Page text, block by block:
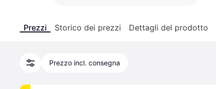
Prezzi Storico dei prezzi Dettagli del prodotto
Prezzo incl. consegna